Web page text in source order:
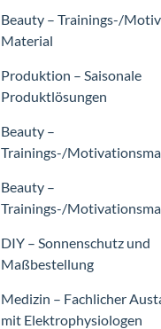
Beauty – Trainings-/
Material
Produktion – Saisonale
Produktlösungen
Beauty –
Trainings-/
Beauty –
Trainings-/
DIY – Sonnenschutz und
Maßbestellung
Medizin – Fachlicher
mit Elektrophysiologen